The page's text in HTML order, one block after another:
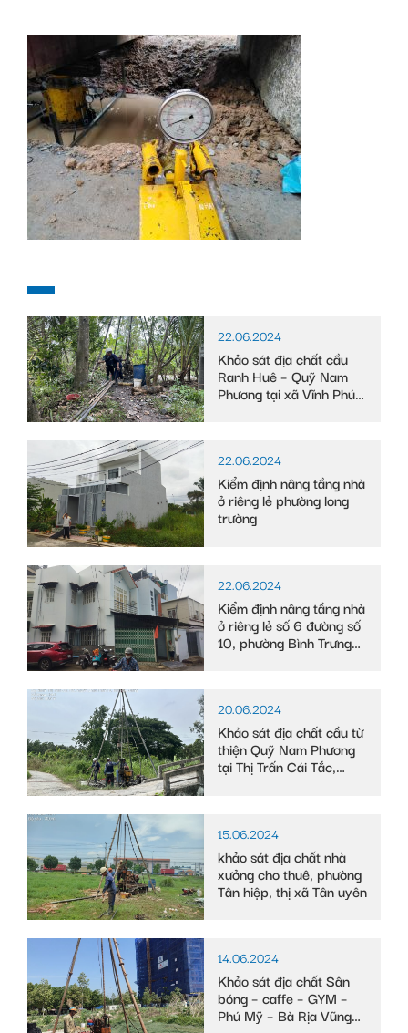
22.06.2024
Khảo sát địa chất cầu
Ranh Huê – Quỹ Nam
Phương tại xã Vĩnh Phú
22.06.2024
Kiểm định nâng tầng nhà
ở riêng lẻ phường long
trường
22.06.2024
Kiểm định nâng tầng nhà
ở riêng lẻ số 6 đường số
10, phường Bình Trưng
20.06.2024
Khảo sát địa chất cầu từ
thiện Quỹ Nam Phương
tại Thị Trấn Cái Tắc,
15.06.2024
khảo sát địa chất nhà
xưởng cho thuê, phường
Tân hiệp, thị xã Tân uyên
14.06.2024
Khảo sát địa chất Sân
bóng – caffe – GYM –
Phú Mỹ – Bà Rịa Vũng